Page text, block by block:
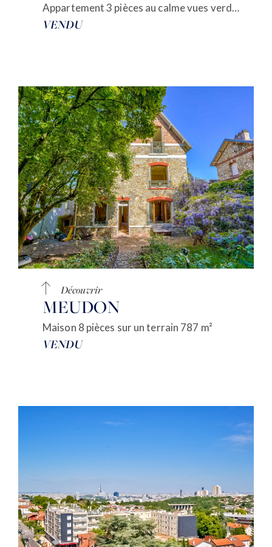
Appartement 3 pièces au calme vues verdure
VENDU
Découvrir
MEUDON
Maison 8 pièces sur un terrain 787 m²
VENDU